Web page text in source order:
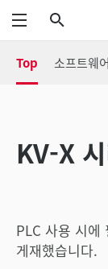
메뉴
Top 소프트웨어
KV-X
PLC 사용 시에
게재했습니다.